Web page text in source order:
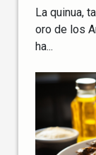
La quinua,
oro de los
ha...